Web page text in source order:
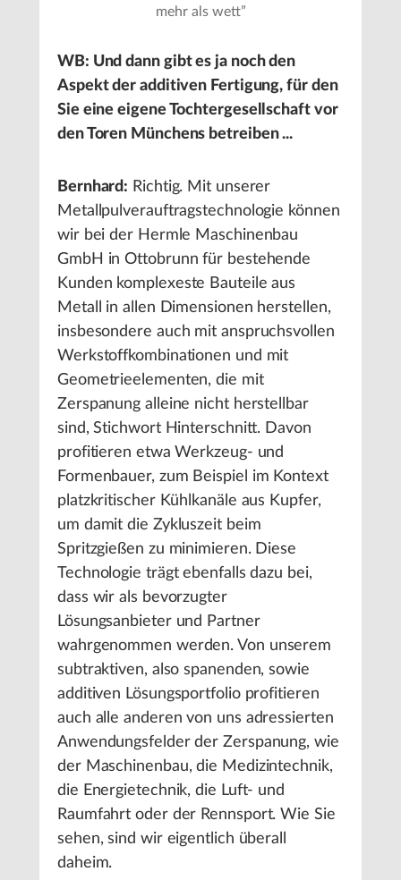
mehr als wett”
WB: Und dann gibt es ja noch den
Aspekt der additiven Fertigung, für den
Sie eine eigene Tochtergesellschaft vor
den Toren Münchens betreiben ...
Bernhard: Richtig. Mit unserer
Metallpulverauftragstechnologie können
wir bei der Hermle Maschinenbau
GmbH in Ottobrunn für bestehende
Kunden komplexeste Bauteile aus
Metall in allen Dimensionen herstellen,
insbesondere auch mit anspruchsvollen
Werkstoffkombinationen und mit
Geometrieelementen, die mit
Zerspanung alleine nicht herstellbar
sind, Stichwort Hinterschnitt. Davon
profitieren etwa Werkzeug- und
Formenbauer, zum Beispiel im Kontext
platzkritischer Kühlkanäle aus Kupfer,
um damit die Zykluszeit beim
Spritzgießen zu minimieren. Diese
Technologie trägt ebenfalls dazu bei,
dass wir als bevorzugter
Lösungsanbieter und Partner
wahrgenommen werden. Von unserem
subtraktiven, also spanenden, sowie
additiven Lösungsportfolio profitieren
auch alle anderen von uns adressierten
Anwendungsfelder der Zerspanung, wie
der Maschinenbau, die Medizintechnik,
die Energietechnik, die Luft- und
Raumfahrt oder der Rennsport. Wie Sie
sehen, sind wir eigentlich überall
daheim.